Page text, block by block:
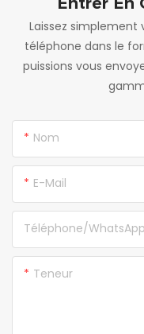
Laissez
téléphone dans le
puissions vous
Nom
E-Mail
Téléphone/WhatsApp
Teneur